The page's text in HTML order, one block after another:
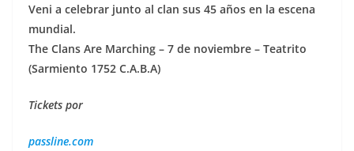
Veni a celebrar junto al clan sus 45 años en la escena
mundial.
The Clans Are Marching – 7 de noviembre – Teatrito
(Sarmiento 1752 C.A.B.A)
Tickets por
passline.com